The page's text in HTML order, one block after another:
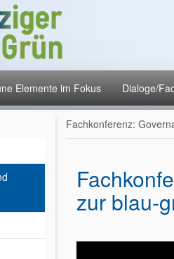
Elemente im Fokus Dialoge/
Fachkonferenz:
zur blau-